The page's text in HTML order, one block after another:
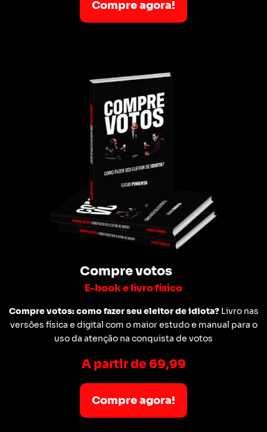
Compre agora!
Compre votos
E-book e livro físico
Compre votos: como fazer seu eleitor de idiota?Livro nas
versões física e digital com o maior estudo e manual para o
uso da atenção na conquista de votos
A partir de 69,99
Compre agora!